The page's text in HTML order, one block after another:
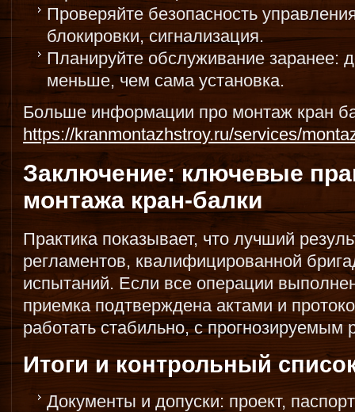
Проверяйте безопасность
блокировки, сигнализация.
Планируйте обслуживание заранее:
меньше, чем сама установка.
Больше информации про монтаж кран
https://kranmontazhstroy.ru/services/
Заключение: ключевые
монтажа кран-балки
Практика показывает, что лучший
регламентов, квалифицированной
испытаний. Если все операции
приемка подтверждена актами и
работать стабильно, с прогнозируемым
Итоги и контрольный
Документы и допуски: проект,